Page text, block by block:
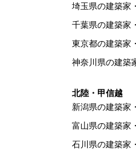
埼玉県の建築家
千葉県の建築家
東京都の建築家
神奈川県の建築
北陸・甲信越
新潟県の建築家
富山県の建築家
石川県の建築家